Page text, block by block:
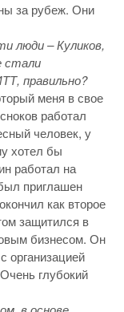
за рубеж. Они
люди – Куликов,
стали
правильно?
меня в свое
работал
человек, у
хотел бы
работал на
приглашен
как второе
защитился в
бизнесом. Он
организацией
глубокий